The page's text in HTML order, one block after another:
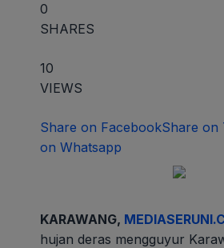
0
SHARES
10
VIEWS
Share on FacebookShare on
on Whatsapp
KARAWANG,
hujan deras mengguyur